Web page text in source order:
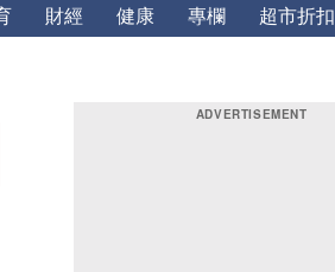
財經 健康 專欄 超市折扣